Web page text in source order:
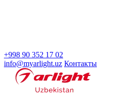
+998 90 352 17 02
info@myarlight.uz Контакты